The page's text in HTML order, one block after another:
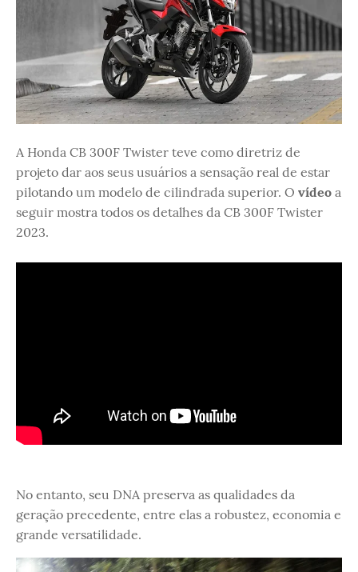
A Honda CB 300F Twister teve como diretriz de
projeto dar aos seus usuários a sensação real de estar
pilotando um modelo de cilindrada superior. O vídeo a
seguir mostra todos os detalhes da CB 300F Twister
2023.
No entanto, seu DNA preserva as qualidades da
geração precedente, entre elas a robustez, economia e
grande versatilidade.